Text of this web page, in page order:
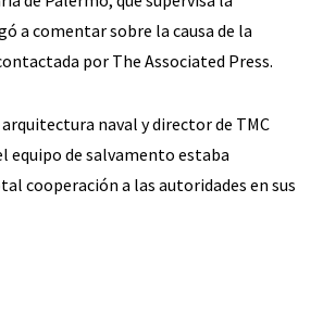
a comentar sobre la causa de la
por The Associated Press.
arquitectura naval y director de TMC
equipo de salvamento estaba
cooperación a las autoridades en sus